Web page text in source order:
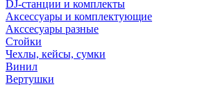
DJ-станции и комплекты
Аксессуары и комплектующие
Акссесуары разные
Стойки
Чехлы, кейсы, сумки
Винил
Вертушки